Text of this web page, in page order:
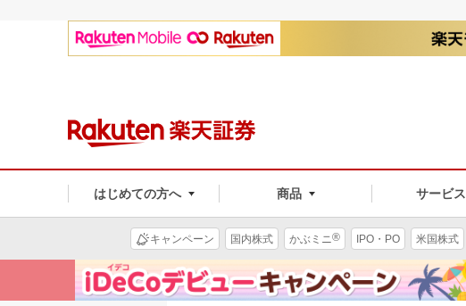
はじめての方へ 商品 サービス
キャンペーン 国内株式 かぶミニ® IPO・PO 米国株式